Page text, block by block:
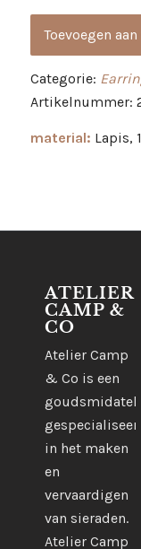
Toevoegen
Categorie:
Artikelnummer:
material: Lapis,
ATELIER
CAMP &
CO
Atelier Camp
& Co is een
gespecialiseerd
in het maken
en
vervaardigen
van sieraden.
Atelier Camp